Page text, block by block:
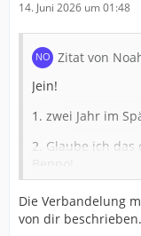
14. Juni 2026 um 01:48
Zitat von
Jein!
1. zwei Jahr im
2. Glaube ich
und
3. Er hat
Die Verbandelung
von dir beschrieben.